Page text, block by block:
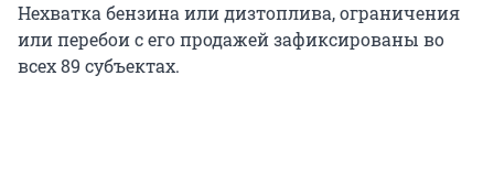
Нехватка бензина или дизтоплива, ограничения
или перебои с его продажей зафиксированы во
всех 89 субъектах.